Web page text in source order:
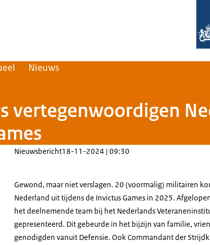
Nieuws
vertegenwoordigen
Nieuwsbericht18-11-2024 | 09:30
Gewond, maar niet verslagen. 20 (voormalig) militairen
Nederland uit tijdens de InvictusGames in 2025.
het deelnemende team bij het Nederlands
gepresenteerd. Dit gebeurde in het bijzijn van familie,
genodigden vanuit Defensie. Ook Commandant der